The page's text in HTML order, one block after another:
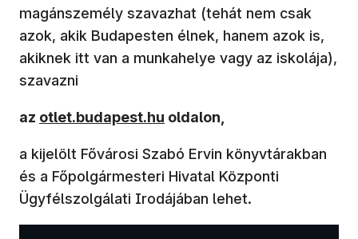
magánszemély szavazhat (tehát nem csak
azok, akik Budapesten élnek, hanem azok is,
akiknek itt van a munkahelye vagy az iskolája),
szavazni
az (új ablakban nyílik meg)
otlet.budapest.hu oldalon,
a kijelölt Fővárosi Szabó Ervin könyvtárakban
és a Főpolgármesteri Hivatal Központi
Ügyfélszolgálati Irodájában lehet.